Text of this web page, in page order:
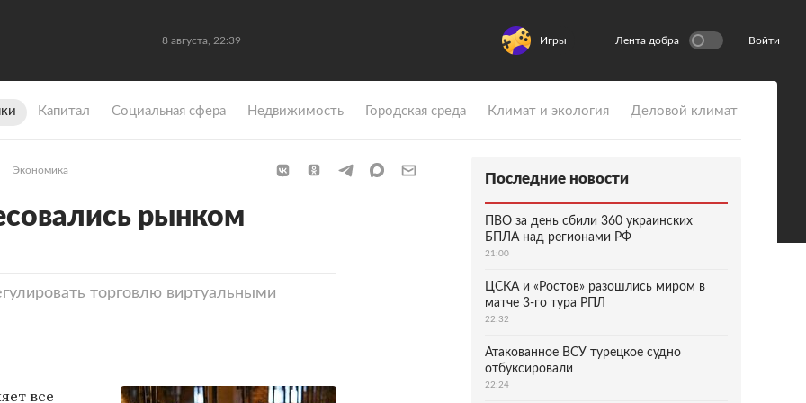
8 августа, 22:39 Игры Лента добра Войти
Капитал Социальная сфера Недвижимость Городская среда Климат и экология Деловой климат
Экономика
рынком
торговлю виртуальными
все
Последние новости
ПВО за день сбили 360 украинских
БПЛА над регионами РФ
21:00
ЦСКА и «Ростов» разошлись миром в
матче 3-го тура РПЛ
22:32
Атакованное ВСУ турецкое судно
отбуксировали
22:24